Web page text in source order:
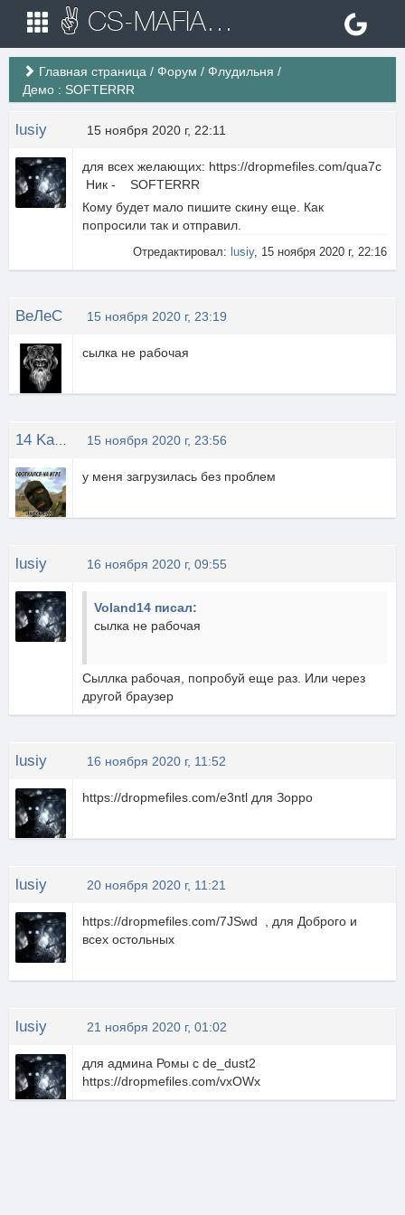
✌ CS-MAFIA.RU ✌ Игровые сервера Counter Strike 1.6
Главная страница / Форум / Флудильня /
Демо : SOFTERRR
lusiy 15 ноября 2020 г, 22:11
для всех желающих: https://dropmefiles.com/qua7c
Ник - SOFTERRR
Кому будет мало пишите скину еще. Как
попросили так и отправил.
Отредактировал: lusiy, 15 ноября 2020 г, 22:16
ВеЛеС 15 ноября 2020 г, 23:19
сылка не рабочая
15 ноября 2020 г, 23:56
у меня загрузилась без проблем
lusiy 16 ноября 2020 г, 09:55
Voland14 писал:
сылка не рабочая
Сыллка рабочая, попробуй еще раз. Или через
другой браузер
lusiy 16 ноября 2020 г, 11:52
https://dropmefiles.com/e3ntl для Зорро
lusiy 20 ноября 2020 г, 11:21
https://dropmefiles.com/7JSwd , для Доброго и
всех остольных
lusiy 21 ноября 2020 г, 01:02
для админа Ромы с de_dust2
https://dropmefiles.com/vxOWx